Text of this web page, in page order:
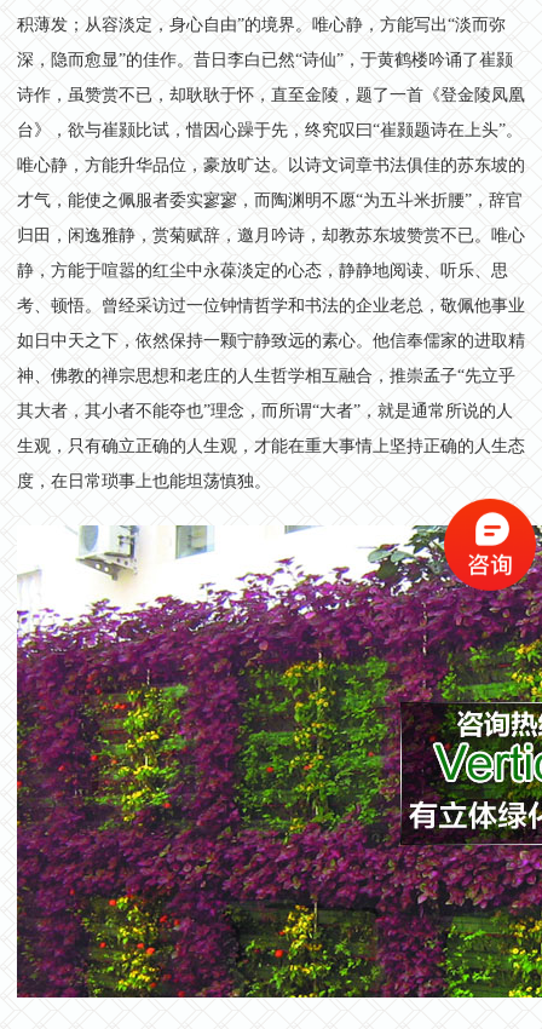
积薄发；从容淡定，身心自由”的境界。唯心静，方能写出“淡而弥
深，隐而愈显”的佳作。昔日李白已然“诗仙”，于黄鹤楼吟诵了崔颢
诗作，虽赞赏不已，却耿耿于怀，直至金陵，题了一首《登金陵凤凰
台》，欲与崔颢比试，惜因心躁于先，终究叹曰“崔颢题诗在上头”。
唯心静，方能升华品位，豪放旷达。以诗文词章书法俱佳的苏东坡的
才气，能使之佩服者委实寥寥，而陶渊明不愿“为五斗米折腰”，辞官
归田，闲逸雅静，赏菊赋辞，邀月吟诗，却教苏东坡赞赏不已。唯心
静，方能于喧嚣的红尘中永葆淡定的心态，静静地阅读、听乐、思
考、顿悟。曾经采访过一位钟情哲学和书法的企业老总，敬佩他事业
如日中天之下，依然保持一颗宁静致远的素心。他信奉儒家的进取精
神、佛教的禅宗思想和老庄的人生哲学相互融合，推崇孟子“先立乎
其大者，其小者不能夺也”理念，而所谓“大者”，就是通常所说的人
生观，只有确立正确的人生观，才能在重大事情上坚持正确的人生态
度，在日常琐事上也能坦荡慎独。